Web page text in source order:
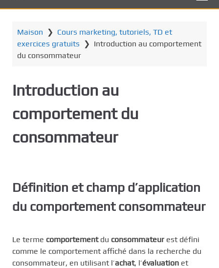
Maison ❯ Cours marketing, tutoriels, TD et
exercices gratuits ❯ Introduction au comportement
du consommateur
Introduction au
comportement du
consommateur
Définition et champ d’application
du comportement consommateur
Le terme comportementdu consommateur est défini
comme le comportement affiché dans la recherche du
consommateur, en utilisant l’achat, l’évaluation et